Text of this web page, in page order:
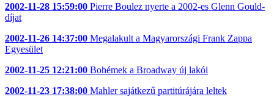
2002-11-28 15:59:00 Pierre Boulez nyerte a 2002-es Glenn Gould-
díjat
2002-11-26 14:37:00 Megalakult a Magyarországi Frank Zappa
Egyesület
2002-11-25 12:21:00 Bohémek a Broadway új lakói
2002-11-23 17:38:00 Mahler sajátkezű partitúrájára leltek